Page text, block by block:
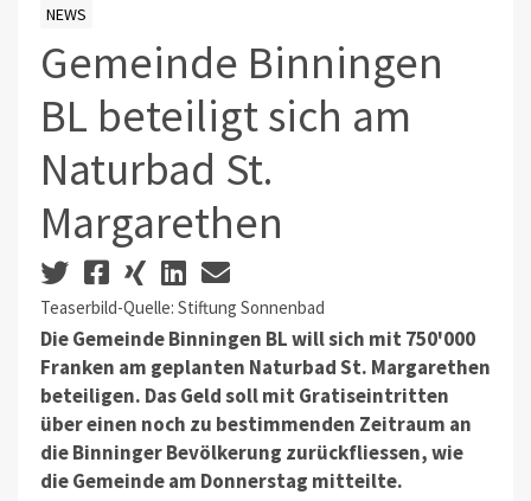
NEWS
Gemeinde Binningen
BL beteiligt sich am
Naturbad St.
Margarethen
Teaserbild-Quelle: Stiftung Sonnenbad
Die Gemeinde Binningen BL will sich mit 750'000
Franken am geplanten Naturbad St. Margarethen
beteiligen. Das Geld soll mit Gratiseintritten
über einen noch zu bestimmenden Zeitraum an
die Binninger Bevölkerung zurückfliessen, wie
die Gemeinde am Donnerstag mitteilte.